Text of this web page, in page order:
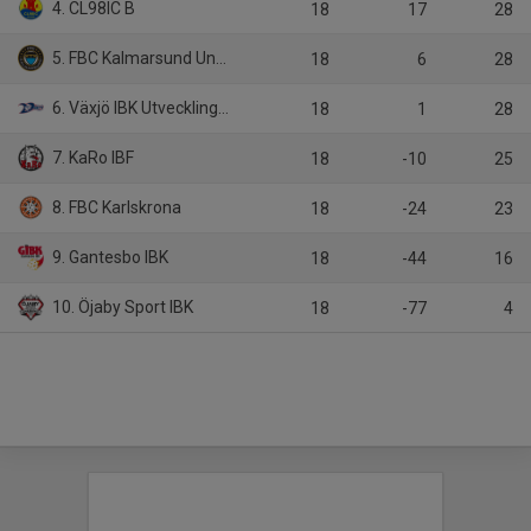
4. CL98IC B 18 17 28
5. FBC Kalmarsund Ungdom B 18 6 28
6. Växjö IBK Utveckling B 18 1 28
7. KaRo IBF 18 -10 25
8. FBC Karlskrona 18 -24 23
9. Gantesbo IBK 18 -44 16
10. Öjaby Sport IBK 18 -77 4